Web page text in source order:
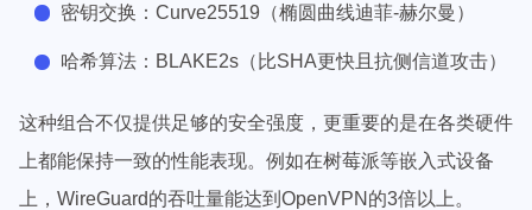
密钥交换：Curve25519（椭圆曲线迪菲-赫尔曼）
哈希算法：BLAKE2s（比SHA更快且抗侧信道攻击）
这种组合不仅提供足够的安全强度，更重要的是在各类硬件
上都能保持一致的性能表现。例如在树莓派等嵌入式设备
上，WireGuard的吞吐量能达到OpenVPN的3倍以上。